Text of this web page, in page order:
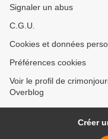
Signaler un abus
C.G.U.
Cookies et données
Préférences cookies
Voir le profil de
Overblog
Créer